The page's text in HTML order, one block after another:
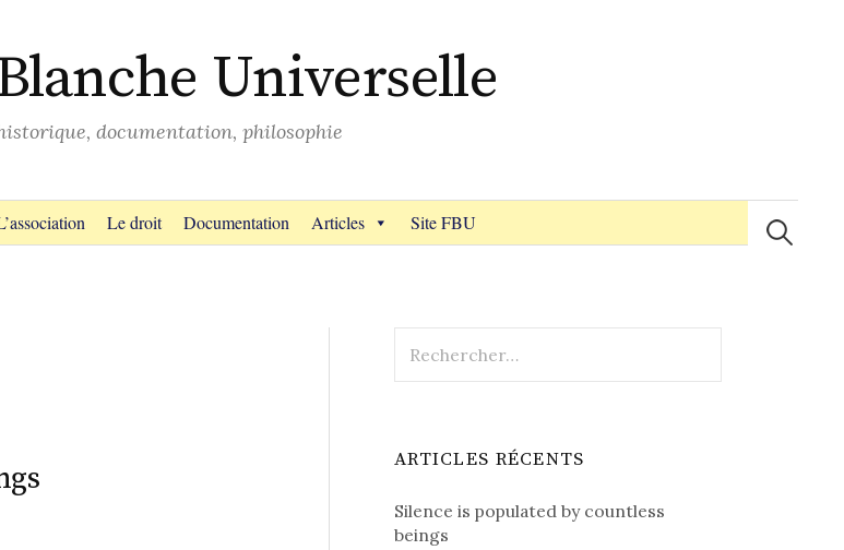
Universelle
documentation, philosophie
Le droit Documentation Articles Site FBU
ARTICLES RÉCENTS
Silence is populated by countless
beings